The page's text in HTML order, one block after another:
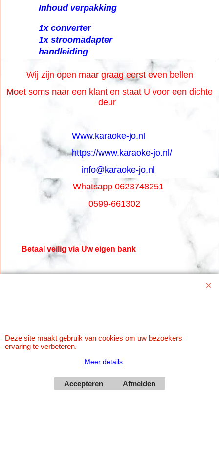
Inhoud verpakking
1x converter
1x stroomadapter
handleiding
Wij zijn open maar graag eerst even bellen
Moet soms naar een klant en staat U voor een dichte
deur
Www.karaoke-jo.nl
https://www.karaoke-jo.nl/
info@karaoke-jo.nl
Whatsapp 0623748251
0599-661302
Betaal veilig via Uw eigen bank
Webwinkel gemaakt met
software.
Deze site maakt gebruik van cookies om uw bezoekers
ervaring te verbeteren.
Meer details
Accepteren Afmelden